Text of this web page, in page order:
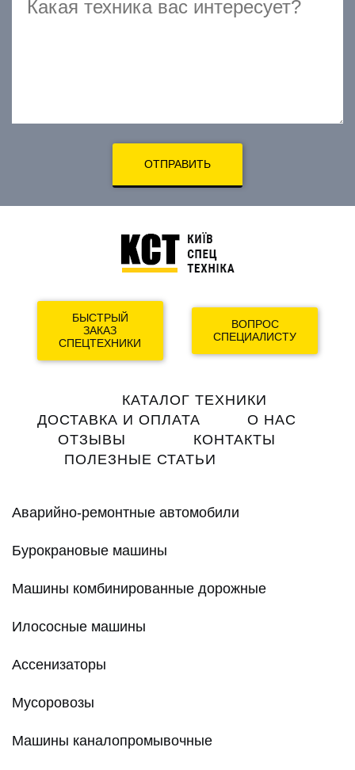
ОТПРАВИТЬ
БЫСТРЫЙ
ЗАКАЗ
СПЕЦТЕХНИКИ
ВОПРОС
СПЕЦИАЛИСТУ
navigation
КАТАЛОГ ТЕХНИКИ
ДОСТАВКА И ОПЛАТА
О НАС
ОТЗЫВЫ
КОНТАКТЫ
ПОЛЕЗНЫЕ СТАТЬИ
Аварийно-ремонтные автомобили
Бурокрановые машины
Машины комбинированные дорожные
Илососные машины
Ассенизаторы
Мусоровозы
Машины каналопромывочные